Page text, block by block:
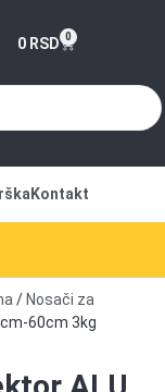
0 RSD 0
Kontakt
/ Nosači za
60cm 3kg